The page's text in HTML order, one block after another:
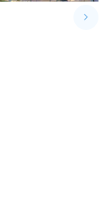
keyboard_arrow_right